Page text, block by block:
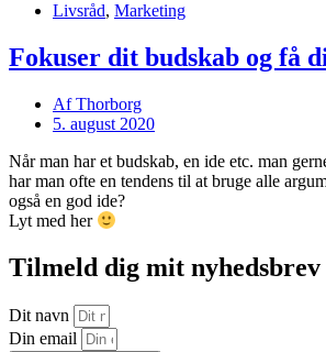
Livsråd, Marketing
Fokuser dit budskab og få
AfThorborg
5. august 2020
Når man har et budskab, en ide etc. man
har man ofte en tendens til at bruge alle
også en god ide?
Lyt med her
Tilmeld dig mit nyhedsbrev
Dit navn
Din email